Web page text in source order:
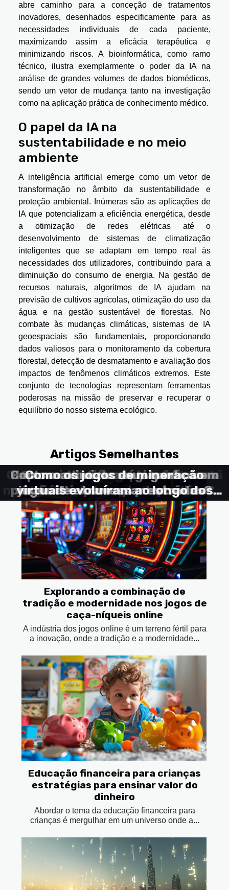
abre caminho para a conceção de tratamentos
inovadores, desenhados especificamente para as
necessidades individuais de cada paciente,
maximizando assim a eficácia terapêutica e
minimizando riscos. A bioinformática, como ramo
técnico, ilustra exemplarmente o poder da IA na
análise de grandes volumes de dados biomédicos,
sendo um vetor de mudança tanto na investigação
como na aplicação prática de conhecimento médico.
O papel da IA na
sustentabilidade e no meio
ambiente
A inteligência artificial emerge como um vetor de
transformação no âmbito da sustentabilidade e
proteção ambiental. Inúmeras são as aplicações de
IA que potencializam a eficiência energética, desde
a otimização de redes elétricas até o
desenvolvimento de sistemas de climatização
inteligentes que se adaptam em tempo real às
necessidades dos utilizadores, contribuindo para a
diminuição do consumo de energia. Na gestão de
recursos naturais, algoritmos de IA ajudam na
previsão de cultivos agrícolas, otimização do uso da
água e na gestão sustentável de florestas. No
combate às mudanças climáticas, sistemas de IA
geoespaciais são fundamentais, proporcionando
dados valiosos para o monitoramento da cobertura
florestal, detecção de desmatamento e avaliação dos
impactos de fenômenos climáticos extremos. Este
conjunto de tecnologias representam ferramentas
poderosas na missão de preservar e recuperar o
equilíbrio do nosso sistema ecológico.
Artigos Semelhantes
Explorando a combinação de
tradição e modernidade nos jogos de
caça-níqueis online
A indústria dos jogos online é um terreno fértil para
a inovação, onde a tradição e a modernidade...
Educação financeira para crianças
estratégias para ensinar valor do
dinheiro
Abordar o tema da educação financeira para
crianças é mergulhar em um universo onde a...
Como a tecnologia influencia a
segurança em apostas online?
Como a realidade aumentada está
moldando o futuro das apostas nos
eSports
Como identificar plataformas
confiáveis para apostas online?
Explorando estratégias eficazes
para melhorar suas previsões em
eventos desportivos
Como maximizar seus ganhos em
jogos de atravessar estradas?
Como os jogos de mineração
virtuais evoluíram ao longo dos
anos?